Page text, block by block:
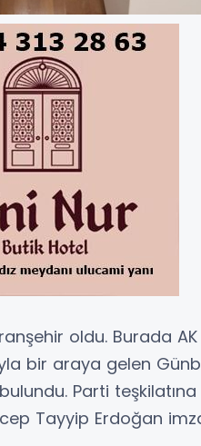
oldu. Burada
bir araya gelen
Parti
Tayyip Erdoğan